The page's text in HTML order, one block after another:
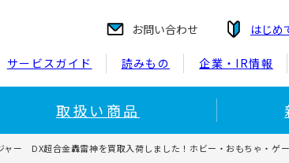
お問い合わせ はじめ
サービスガイド 読みもの 企業・IR情報
取扱い商品
ャー DX超合金轟雷神を買取入荷しました！ホビー・おもちゃ・